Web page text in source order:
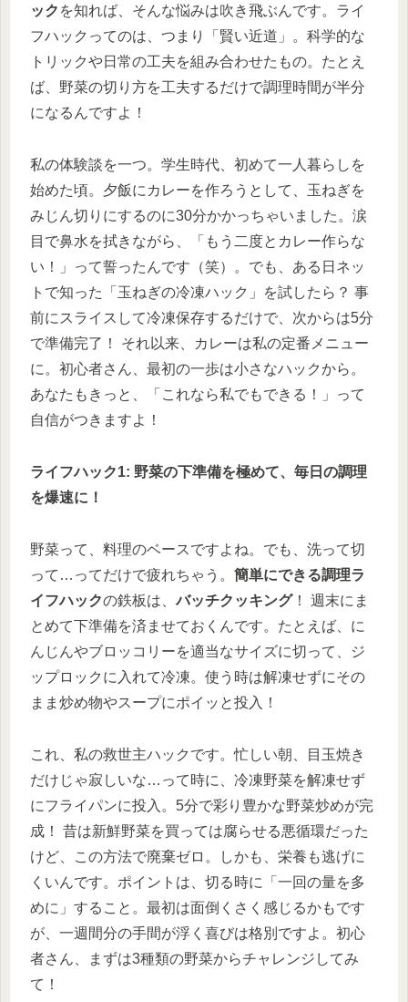
ック を知れば、そんな悩みは吹き飛ぶんです。ライ
フハックってのは、つまり「賢い近道」。科学的な
トリックや日常の工夫を組み合わせたもの。たとえ
ば、野菜の切り方を工夫するだけで調理時間が半分
になるんですよ！
私の体験談を一つ。学生時代、初めて一人暮らしを
始めた頃。夕飯にカレーを作ろうとして、玉ねぎを
みじん切りにするのに30分かかっちゃいました。涙
目で鼻水を拭きながら、「もう二度とカレー作らな
い！」って誓ったんです（笑）。でも、ある日ネッ
トで知った「玉ねぎの冷凍ハック」を試したら？ 事
前にスライスして冷凍保存するだけで、次からは5分
で準備完了！ それ以来、カレーは私の定番メニュー
に。初心者さん、最初の一歩は小さなハックから。
あなたもきっと、「これなら私でもできる！」って
自信がつきますよ！
ライフハック1: 野菜の下準備を極めて、毎日の調理
を爆速に！
野菜って、料理のベースですよね。でも、洗って切
って…ってだけで疲れちゃう。 簡単にできる調理ラ
イフハックの鉄板は、バッチクッキング！ 週末にま
とめて下準備を済ませておくんです。たとえば、に
んじんやブロッコリーを適当なサイズに切って、ジ
ップロックに入れて冷凍。使う時は解凍せずにその
まま炒め物やスープにポイッと投入！
これ、私の救世主ハックです。忙しい朝、目玉焼き
だけじゃ寂しいな…って時に、冷凍野菜を解凍せず
にフライパンに投入。5分で彩り豊かな野菜炒めが完
成！ 昔は新鮮野菜を買っては腐らせる悪循環だった
けど、この方法で廃棄ゼロ。しかも、栄養も逃げに
くいんです。ポイントは、切る時に「一回の量を多
めに」すること。最初は面倒くさく感じるかもです
が、一週間分の手間が浮く喜びは格別ですよ。初心
者さん、まずは3種類の野菜からチャレンジしてみ
て！